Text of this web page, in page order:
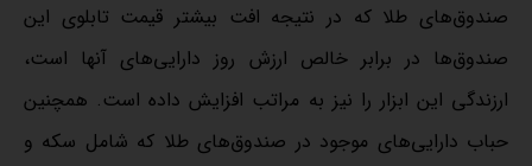
صندوق‌‌های طلا که در نتیجه افت بیشتر قیمت تابلوی این
صندوق‌‌ها در برابر خالص ارزش روز دارایی‌‌های آنها است،
ارزندگی این ابزار را نیز به مراتب افزایش داده است. همچنین
حباب دارایی‌‌های موجود در صندوق‌‌های طلا که شامل سکه و